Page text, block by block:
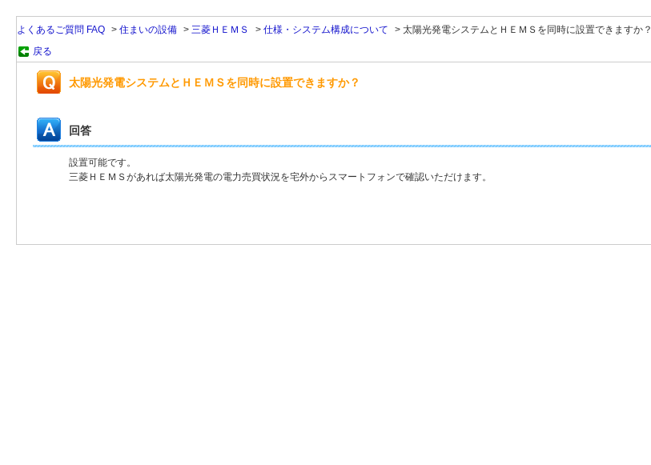
よくあるご質問 FAQ > 住まいの設備 > 三菱ＨＥＭＳ > 仕様・システム構成について > 太陽光発電システムとＨＥＭＳを同時に設置できますか？
戻る
太陽光発電システムとＨＥＭＳを同時に設置できますか？
回答
設置可能です。
三菱ＨＥＭＳがあれば太陽光発電の電力売買状況を宅外からスマートフォンで確認いただけます。